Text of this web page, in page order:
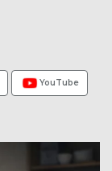
YouTube